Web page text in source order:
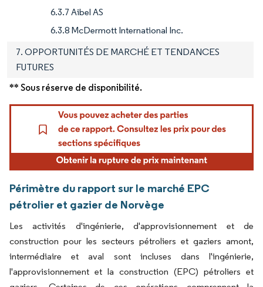
6.3.7 Aibel AS
6.3.8 McDermott International Inc.
7. OPPORTUNITÉS DE MARCHÉ ET TENDANCES
FUTURES
** Sous réserve de disponibilité.
Périmètre du rapport sur le marché EPC
pétrolier et gazier de Norvège
Les activités d'ingénierie, d'approvisionnement et de
construction pour les secteurs pétroliers et gaziers amont,
intermédiaire et aval sont incluses dans l'ingénierie,
l'approvisionnement et la construction (EPC) pétroliers et